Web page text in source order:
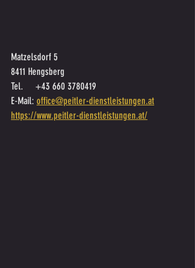
Matzelsdorf 5
8411 Hengsberg
Tel. 	+43 660 3780419
E-Mail: office@peitler-dienstleistungen.at
https://www.peitler-dienstleistungen.at/